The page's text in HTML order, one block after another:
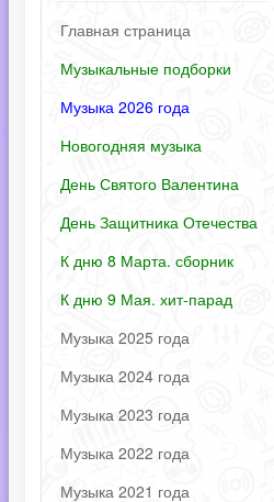
Главная страница
Музыкальные подборки
Музыка 2026 года
Новогодняя музыка
День Святого Валентина
День Защитника Отечества
К дню 8 Марта. сборник
К дню 9 Мая. хит-парад
Музыка 2025 года
Музыка 2024 года
Музыка 2023 года
Музыка 2022 года
Музыка 2021 года